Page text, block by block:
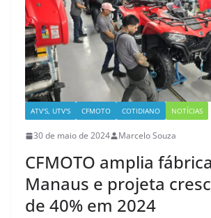
ATV'S, UTV'S CFMOTO COTIDIANO NOTÍCIAS
30 de maio de 2024 Marcelo Souza
CFMOTO amplia
Manaus e projeta
de 40% em 2024